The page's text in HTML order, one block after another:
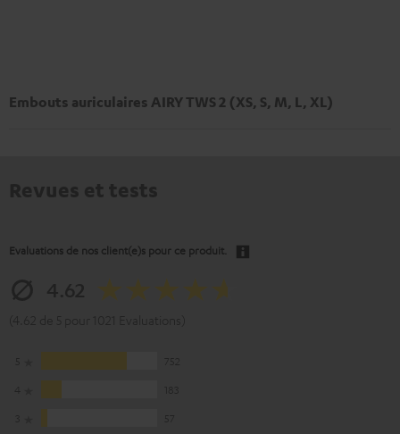
Embouts auriculaires AIRY TWS 2 (XS, S, M, L, XL)
Evaluations de nos client(e)s pour ce produit.